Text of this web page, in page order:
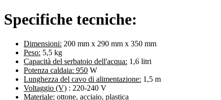
Specifiche tecniche:
Dimensioni: 200 mm x 290 mm x 350 mm
Peso: 5,5 kg
Capacità del serbatoio dell'acqua: 1,6 litri
Potenza caldaia: 950 W
Lunghezza del cavo di alimentazione: 1,5 m
Voltaggio (V) : 220-240 V
Materiale: ottone, acciaio, plastica